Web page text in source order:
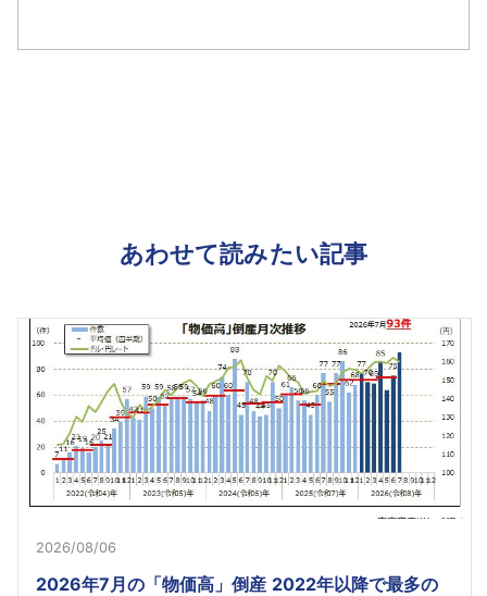
あわせて読みたい記事
2026/08/06
2026年7月の「物価高」倒産 2022年以降で最多の